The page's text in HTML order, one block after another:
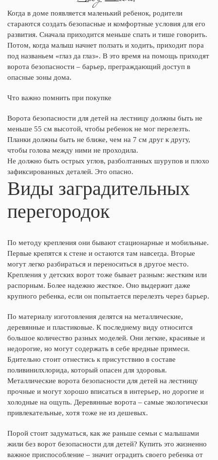
Когда в доме появляется маленький ребенок, родители
стараются создать безопасные и комфортные условия для его
развития. Сначала приходится меньше спать и тише говорить.
Потом, когда малыш начнет ползать и ходить, приходит пора
под названьем «глаз да глаз». В это время на помощь приходят
ворота безопасности – барьер, преграждающий доступ в
опасные зоны дома.
Что важно помнить при покупке
Ворота безопасности для детей на лестницу должны быть не
меньше 55 см высотой, чтобы ребенок не мог перелезть.
Планки должны быть не ближе, чем на 7 см друг к другу,
чтобы голова между ними не проходила.
Не должно быть острых углов, разболтанных шурупов и плохо
зафиксированных деталей. Это опасно.
Виды заградительных
перегородок
По методу крепления они бывают стационарные и мобильные.
Первые крепятся к стене и остаются там навсегда. Вторые
могут легко разбираться и переноситься в другое место.
Крепления у детских ворот тоже бывает разным: жестким или
распорным. Более надежно жесткое. Оно выдержит даже
крупного ребенка, если он попытается перелезть через барьер.
По материалу изготовления делятся на металлические,
деревянные и пластиковые. К последнему виду относится
большое количество разных моделей. Они легкие, красивые и
недорогие, но могут содержать в себе вредные примеси.
Бдительно стоит отнестись к присутствию в составе
поливинилхлорида, который опасен для здоровья.
Металлические ворота безопасности для детей на лестницу
прочные и могут хорошо вписаться в интерьер, но дорогие и
холодные на ощупь. Деревянные ворота – самые экологически
привлекательные, хотя тоже не из дешевых.
Порой стоит задуматься, как же раньше семьи с малышами
жили без ворот безопасности для детей? Купить это жизненно
важное приспособление – значит оградить своего ребенка от